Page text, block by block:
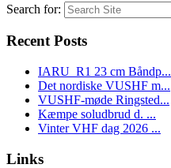
Search for:
Recent Posts
IARU_R1 23 cm Båndp...
Det nordiske VUSHF m...
VUSHF-møde Ringsted...
Kæmpe soludbrud d. ...
Vinter VHF dag 2026 ...
Links